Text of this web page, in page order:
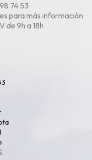
74 53
para más información
de 9h a 18h